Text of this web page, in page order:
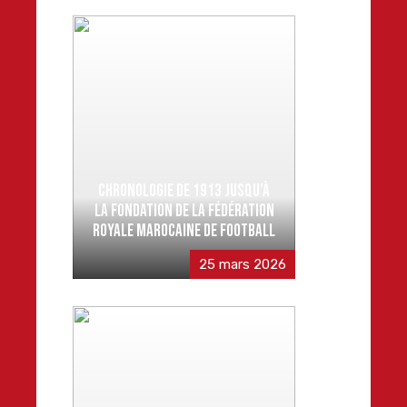
25 mars 2026
LA FONDATION DE LA FÉDÉRATION
ROYALE MAROCAINE DE FOOTBALL